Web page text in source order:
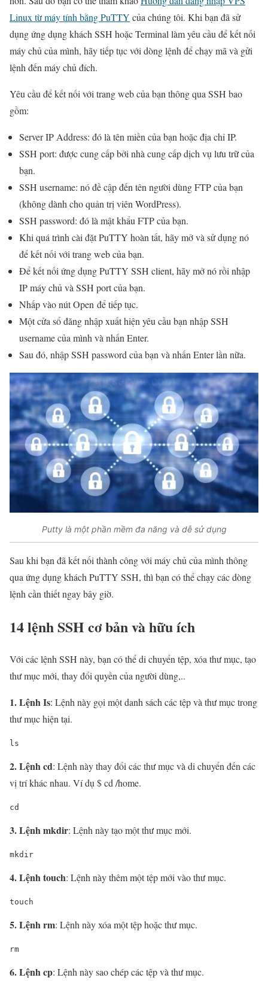
Linux từ máy tính bằng PuTTY của chúng tôi. Khi bạn đã sử
dụng ứng dụng khách SSH hoặc Terminal làm yêu cầu để kết nối
máy chủ của mình, hãy tiếp tục với dòng lệnh để chạy mã và gửi
lệnh đến máy chủ đích.
Yêu cầu để kết nối với trang web của bạn thông qua SSH bao
gồm:
Server IP Address: đó là tên miền của bạn hoặc địa chỉ IP.
SSH port: được cung cấp bởi nhà cung cấp dịch vụ lưu trữ của
bạn.
SSH username: nó đề cập đến tên người dùng FTP của bạn
(không dành cho quản trị viên WordPress).
SSH password: đó là mật khẩu FTP của bạn.
Khi quá trình cài đặt PuTTY hoàn tất, hãy mở và sử dụng nó
để kết nối với trang web của bạn.
Để kết nối ứng dụng PuTTY SSH client, hãy mở nó rồi nhập
IP máy chủ và SSH port của bạn.
Nhấp vào nút Open để tiếp tục.
Một cửa sổ đăng nhập xuất hiện yêu cầu bạn nhập SSH
username của mình và nhấn Enter.
Sau đó, nhập SSH password của bạn và nhấn Enter lần nữa.
Putty là một phần mềm đa năng và dễ sử dụng
Sau khi bạn đã kết nối thành công với máy chủ của mình thông
qua ứng dụng khách PuTTY SSH, thì bạn có thể chạy các dòng
lệnh cần thiết ngay bây giờ.
14 lệnh SSH cơ bản và hữu ích
Với các lệnh SSH này, bạn có thể di chuyển tệp, xóa thư mục, tạo
thư mục mới, thay đổi quyền của người dùng,..
1. Lệnh Is: Lệnh này gọi một danh sách các tệp và thư mục trong
thư mục hiện tại.
ls
2. Lệnh cd: Lệnh này thay đổi các thư mục và di chuyển đến các
vị trí khác nhau. Ví dụ $ cd /home.
cd
3. Lệnh mkdir: Lệnh này tạo một thư mục mới.
mkdir
4. Lệnh touch: Lệnh này thêm một tệp mới vào thư mục.
touch
5. Lệnh rm: Lệnh này xóa một tệp hoặc thư mục.
rm
6. Lệnh cp: Lệnh này sao chép các tệp và thư mục.